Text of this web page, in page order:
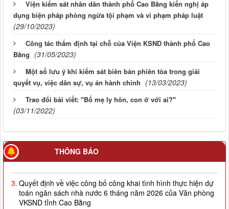
Viện kiểm sát nhân dân thành phố Cao Bằng kiến nghị áp
dụng biện pháp phòng ngừa tội phạm và vi phạm pháp luật
(29/10/2023)
Công tác thẩm định tại chỗ của Viện KSND thành phố Cao
Bằng (31/05/2023)
Một số lưu ý khi kiểm sát biên bản phiên tòa trong giải
quyết vụ, việc dân sự, vụ án hành chính (13/03/2023)
Trao đổi bài viết: "Bố mẹ ly hôn, con ở với ai?"
(03/11/2022)
THÔNG BÁO
2.
Quyết định về việc công bố công khai giao dự toán NSNN
3.Quyết định về việc công bố công khai tình hình thực hiện dự
toán ngân sách nhà nước 6 tháng năm 2026 của Văn phòng
VKSND tỉnh Cao Bằng